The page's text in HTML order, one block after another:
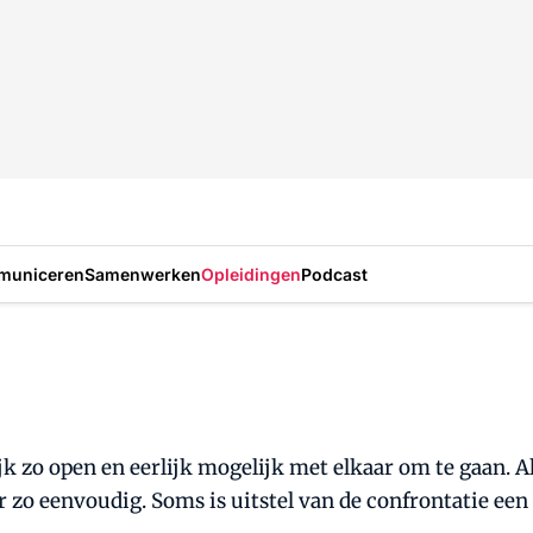
SamenwerkenOpleidingenPodcast
zo open en eerlijk mogelijk met elkaar om te gaan.
zo eenvoudig. Soms is uitstel van de confrontatie